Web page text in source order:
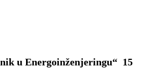
u Energoinženjeringu“ 15